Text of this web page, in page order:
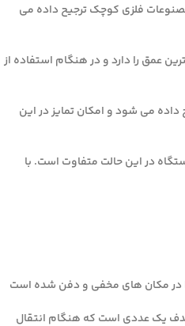
فلزی کوچک ترجیح داده می
عمق را دارد و در هنگام استفاده از
می شود و امکان تمایز در این
در این حالت متفاوت است. با
در مکان های مخفی و دفن شده است
یک عددی است که هنگام انتقال